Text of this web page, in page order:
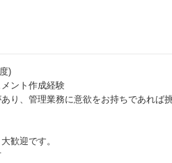
)
ント作成経験
り、管理業務に意欲をお持ちであれば
歓迎です。